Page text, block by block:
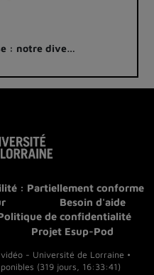
: notre dive…
: Partiellement conforme
Besoin d'aide
de confidentialité
Projet Esup-Pod
- Université de Lorraine •
(319 jours, 16:33:41)